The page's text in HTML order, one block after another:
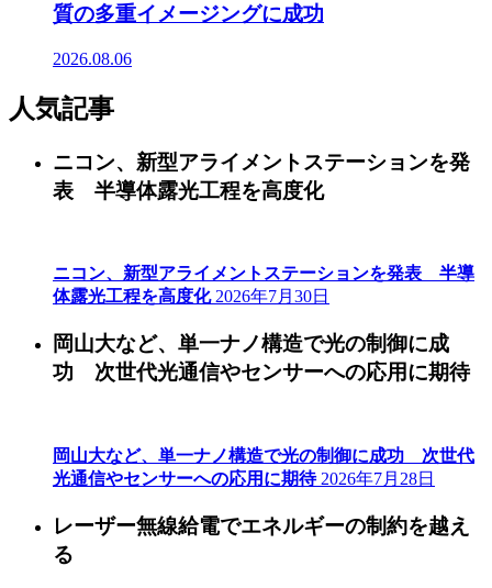
質の多重イメージングに成功
2026.08.06
人気記事
ニコン、新型アライメントステーションを発
表 半導体露光工程を高度化
ニコン、新型アライメントステーションを発表 半導
体露光工程を高度化 2026年7月30日
岡山大など、単一ナノ構造で光の制御に成
功 次世代光通信やセンサーへの応用に期待
岡山大など、単一ナノ構造で光の制御に成功 次世代
光通信やセンサーへの応用に期待 2026年7月28日
レーザー無線給電でエネルギーの制約を越え
る